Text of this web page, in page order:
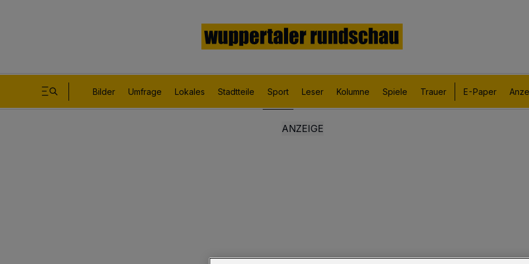
Bilder Umfrage Lokales Stadtteile Sport Leser Kolumne Spiele Trauer E-Paper